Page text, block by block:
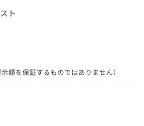
ト
額を保証するものではありません）